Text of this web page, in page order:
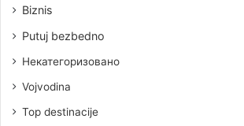
Biznis
Putuj bezbedno
Некатегоризовано
Vojvodina
Top destinacije